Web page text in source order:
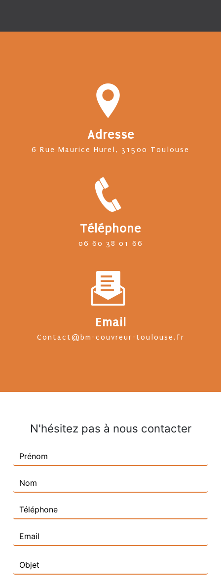
Adresse
6 Rue Maurice Hurel, 31500 Toulouse
Téléphone
06 60 38 01 66
Email
contact@bm-couvreur-toulouse.fr
N'hésitez pas à nous contacter